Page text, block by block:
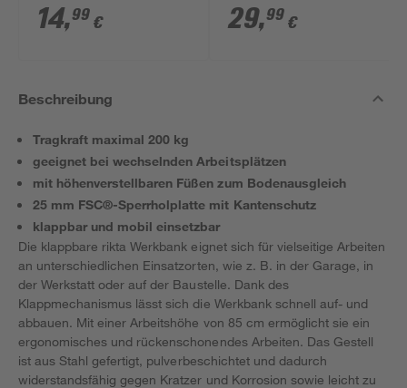
Stahl 240 mm
14,99 € 29,99 €
Beschreibung
Tragkraft maximal 200 kg
geeignet bei wechselnden Arbeitsplätzen
mit höhenverstellbaren Füßen zum Bodenausgleich
25 mm FSC®-Sperrholplatte mit Kantenschutz
klappbar und mobil einsetzbar
Die klappbare rikta Werkbank eignet sich für vielseitige Arbeiten
an unterschiedlichen Einsatzorten, wie z. B. in der Garage, in
der Werkstatt oder auf der Baustelle. Dank des
Klappmechanismus lässt sich die Werkbank schnell auf- und
abbauen. Mit einer Arbeitshöhe von 85 cm ermöglicht sie ein
ergonomisches und rückenschonendes Arbeiten. Das Gestell
ist aus Stahl gefertigt, pulverbeschichtet und dadurch
widerstandsfähig gegen Kratzer und Korrosion sowie leicht zu